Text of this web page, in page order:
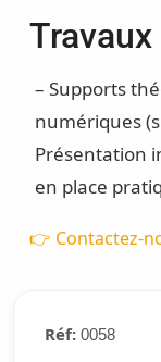
– Supports
numériques
Présentation
en place
👉 Contactez-
Réf:0058